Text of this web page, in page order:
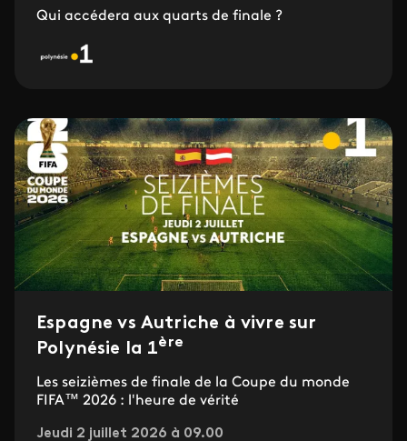
Qui accédera aux quarts de finale ?
Espagne vs Autriche à vivre sur
Polynésie la 1ère
Les seizièmes de finale de la Coupe du monde
FIFA™ 2026 : l'heure de vérité
Jeudi 2 juillet 2026 à 09.00